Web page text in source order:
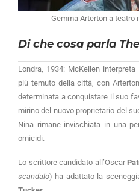
Gemma Arterton a teatro
Di che cosa parla
Londra, 1934: McKellen
più temuto della città, con
determinata a conquistare il suo
mirino del nuovo proprietario del
Nina rimane invischiata in una
omicidi.
Lo scrittore candidato all’Oscar
scandalo) ha adattato la